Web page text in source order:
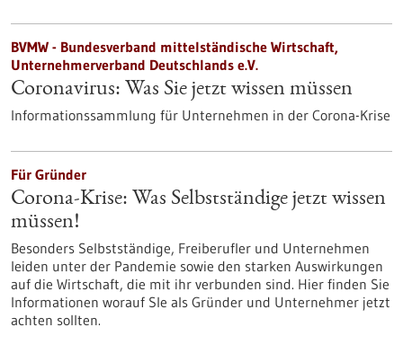
BVMW - Bundesverband mittelständische Wirtschaft,
Unternehmerverband Deutschlands e.V.
Coronavirus: Was Sie jetzt wissen müssen
Informationssammlung für Unternehmen in der Corona-Krise
Für Gründer
Corona-Krise: Was Selbstständige jetzt wissen
müssen!
Besonders Selbstständige, Freiberufler und Unternehmen
leiden unter der Pandemie sowie den starken Auswirkungen
auf die Wirtschaft, die mit ihr verbunden sind. Hier finden Sie
Informationen worauf SIe als Gründer und Unternehmer jetzt
achten sollten.